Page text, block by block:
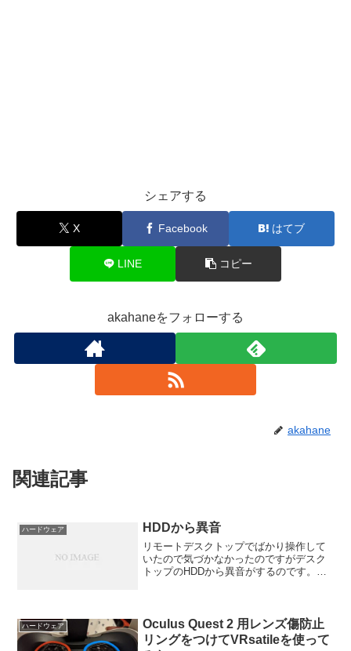
シェアする
X Facebook はてブ
LINE コピー
akahaneをフォローする
akahane
関連記事
ハードウェア HDDから異音
リモートデスクトップでばかり操作して
いたので気づかなかったのですがデスク
トップのHDDから異音がするのです。壊
ハードウェア
Oculus Quest 2 用レンズ傷防止
リングをつけてVRsatileを使って